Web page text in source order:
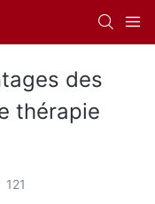
des
thérapie
121